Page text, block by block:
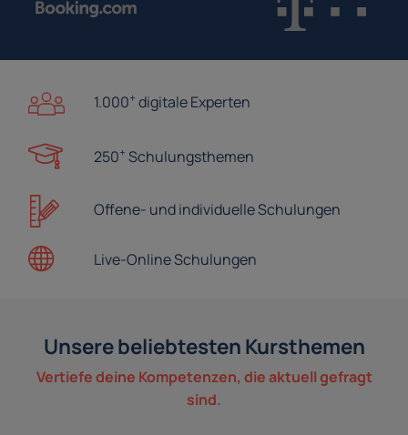
1.000+ digitale Experten
250+ Schulungsthemen
Offene- undindividuelle Schulungen
Live-OnlineSchulungen
Unsere beliebtesten Kursthemen
Vertiefe deine Kompetenzen, die aktuell gefragt
sind.